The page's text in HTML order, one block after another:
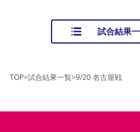
試合結果
TOP>試合結果一覧>9/20 名古屋戦